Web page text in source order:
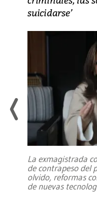
suicidarse’
La exmagistrada
de contrapeso del
olvido, reformas
de nuevas